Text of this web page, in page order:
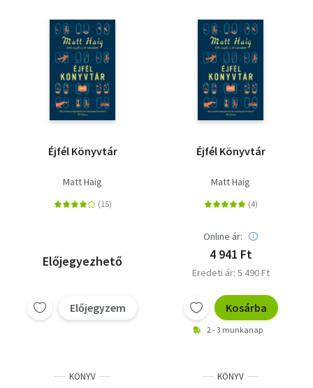
Társadalomtudomány
Természettudomány
Történelem
Éjfél Könyvtár
Matt Haig
Előjegyezhető
Előjegyzem
Éjfél Könyvtár
Matt Haig
Online ár:
4 941 Ft
Eredeti ár: 5 490 Ft
Kosárba
2 - 3 munkanap
KÖNYV KÖNYV